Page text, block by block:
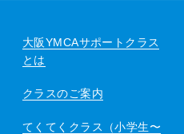
大阪YMCAサポートクラス
とは
クラスのご案内
てくてくクラス（小学生〜